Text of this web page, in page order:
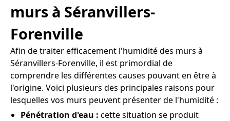
murs à Séranvillers-
Forenville
Afin de traiter efficacement l'humidité des murs à
Séranvillers-Forenville, il est primordial de
comprendre les différentes causes pouvant en être à
l'origine. Voici plusieurs des principales raisons pour
lesquelles vos murs peuvent présenter de l'humidité :
Pénétration d'eau : cette situation se produit